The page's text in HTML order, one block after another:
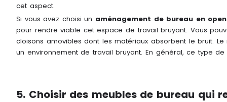
cet aspect.
Si vous avez choisi un aménagement de bureau en
pour rendre viable cet espace de travail bruyant. Vous
cloisons amovibles dont les matériaux absorbent le bruit.
un environnement de travail bruyant. En général, ce type
5. Choisir des meubles de bureau qui